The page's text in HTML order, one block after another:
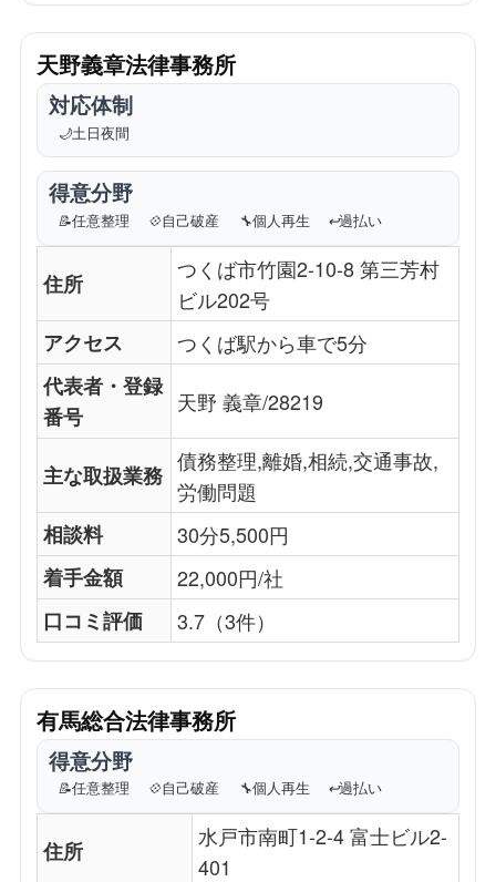
天野義章法律事務所
対応体制
🌙土日夜間
得意分野
📝任意整理 💠自己破産 🔧個人再生 ↩️過払い
住所
つくば市竹園2-10-8 第三芳村
ビル202号
アクセス
つくば駅から車で5分
代表者・登録
番号
天野 義章/28219
主な取扱業務
債務整理,離婚,相続,交通事故,
労働問題
相談料
30分5,500円
着手金額
22,000円/社
口コミ評価
3.7（3件）
有馬総合法律事務所
得意分野
📝任意整理 💠自己破産 🔧個人再生 ↩️過払い
住所
水戸市南町1-2-4 富士ビル2-
401